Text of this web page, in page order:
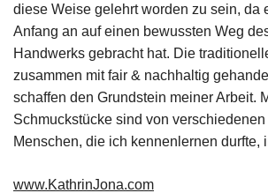
diese Weise gelehrt worden zu sein, da
Anfang an auf einen bewussten Weg
Handwerks gebracht hat. Die
zusammen mit fair & nachhaltig
schaffen den Grundstein meiner Arbeit.
Schmuckstücke sind von
Menschen, die ich kennenlernen durfte,
www.KathrinJona.com